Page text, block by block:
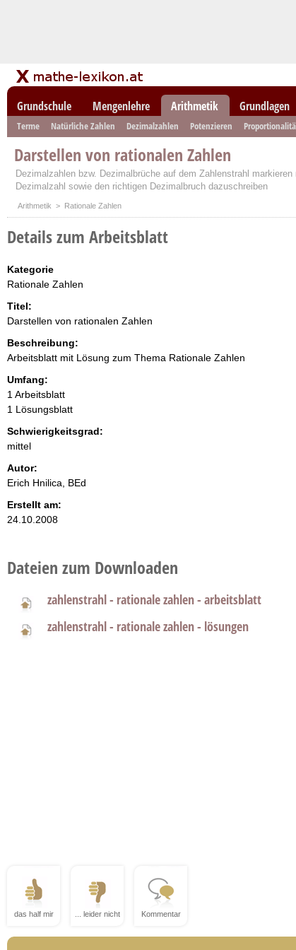
Grundschule Mengenlehre Arithmetik Grundlagen
Terme Natürliche Zahlen Dezimalzahlen Potenzieren
Darstellen von rationalen Zahlen
Dezimalzahlen bzw. Dezimalbrüche auf dem Zahlenstrahl
Dezimalzahl sowie den richtigen Dezimalbruch dazuschreiben
Arithmetik > Rationale Zahlen
Details zum Arbeitsblatt
Kategorie
Rationale Zahlen
Titel:
Darstellen von rationalen Zahlen
Beschreibung:
Arbeitsblatt mit Lösung zum Thema Rationale Zahlen
Umfang:
1 Arbeitsblatt
1 Lösungsblatt
Schwierigkeitsgrad:
mittel
Autor:
Erich Hnilica, BEd
Erstellt am:
24.10.2008
Dateien zum Downloaden
zahlenstrahl - rationale zahlen - arbeitsblatt
zahlenstrahl - rationale zahlen - lösungen
das half mir ... leider nicht Kommentar